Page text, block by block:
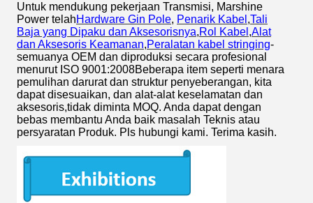
Untuk mendukung pekerjaan Transmisi, Marshine
Power telahHardware Gin Pole, Penarik Kabel ,Tali
Baja yang Dipaku dan Aksesorisnya,Rol Kabel ,Alat
dan Aksesoris Keamanan,Peralatan kabel stringing-
semuanya OEM dan diproduksi secara profesional
menurut ISO 9001:2008Beberapa item seperti menara
pemulihan darurat dan struktur penyeberangan, kita
dapat disesuaikan, dan alat-alat keselamatan dan
aksesoris,tidak diminta MOQ. Anda dapat dengan
bebas membantu Anda baik masalah Teknis atau
persyaratan Produk. Pls hubungi kami. Terima kasih.